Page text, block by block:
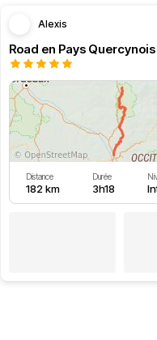
Alexis
Road en Pays Quercynois
Distance
182 km
Durée
3h18